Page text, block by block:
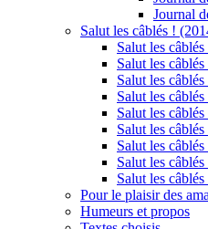
Journal
Salut les câblés !
Salut les
Salut les
Salut les
Salut les
Salut les
Salut les
Salut les
Salut les
Salut les
Pour le plaisir des
Humeurs et propos